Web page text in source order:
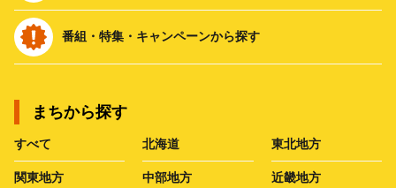
番組・特集・キャンペーンから探す
まちから探す
すべて 北海道 東北地方
関東地方 中部地方 近畿地方